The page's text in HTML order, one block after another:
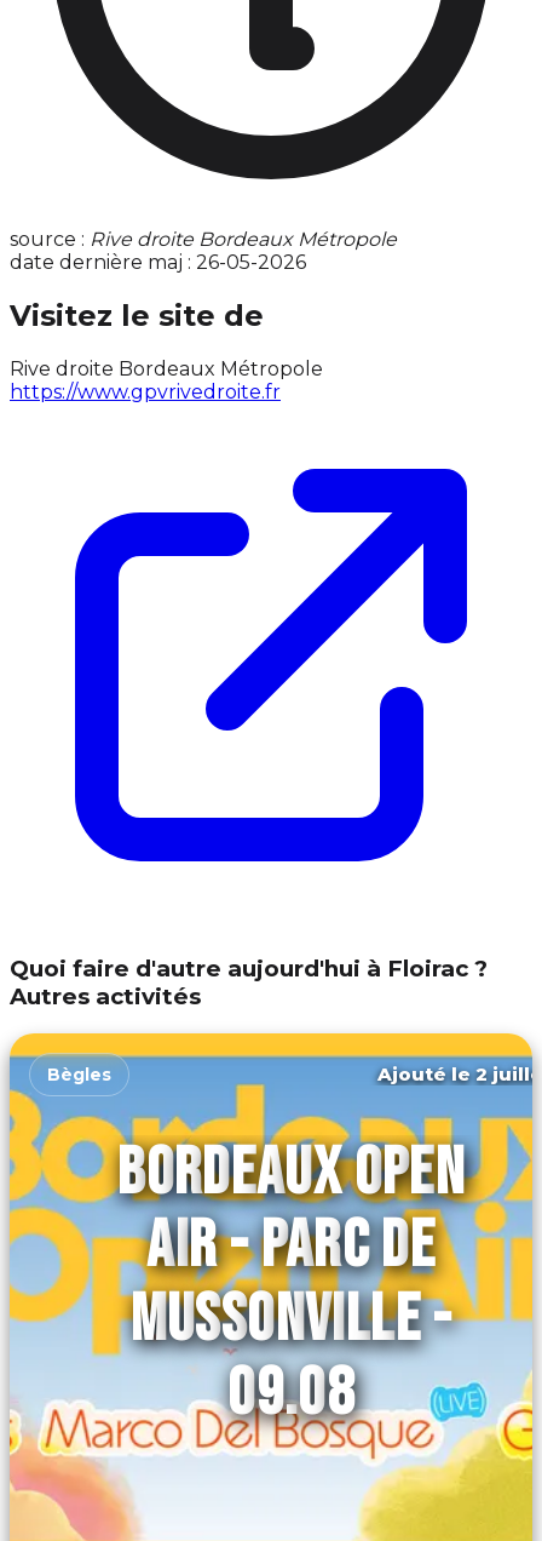
source : Rive droite Bordeaux Métropole
date dernière maj : 26-05-2026
Visitez le site de
Rive droite Bordeaux Métropole
https://www.gpvrivedroite.fr
Quoi faire d'autre aujourd'hui à Floirac ?
Autres activités
Bègles Ajouté le 2
BORDEAUX OPEN
AIR - PARC DE
MUSSONVILLE -
09.08